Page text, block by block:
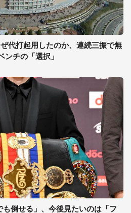
代打起用したのか、連続三振で無
チの「選択」
倒せる」、今後見たいのは「フ